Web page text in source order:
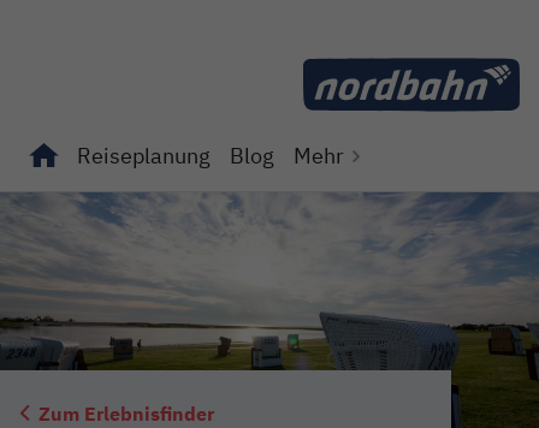
Reiseplanung
Unterseiten von "Reiseplanung" anzeigen
Blog
Unterseiten von "Blog" anzeigen
Mehr
Zum Erlebnisfinder